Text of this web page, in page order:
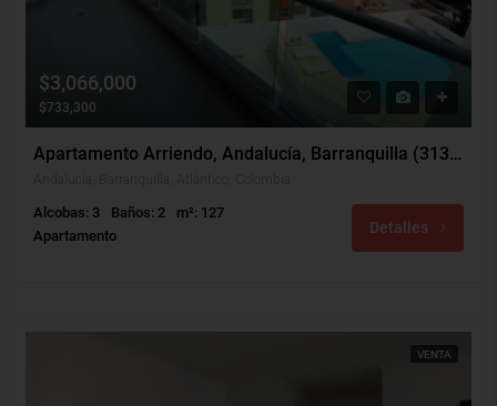
$3,066,000
$733,300
Apartamento Arriendo, Andalucía, Barranquilla (31308)
Alcobas: 3 Baños: 2
m²: 127
Apartamento
Detalles
VENTA